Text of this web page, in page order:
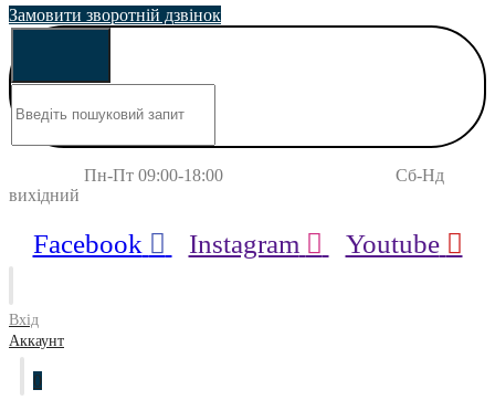
Замовити зворотній дзвінок
Пн-Пт 09:00-18:00 Сб-Нд
вихідний
Facebook Instagram Youtube
Вхід
Аккаунт
0